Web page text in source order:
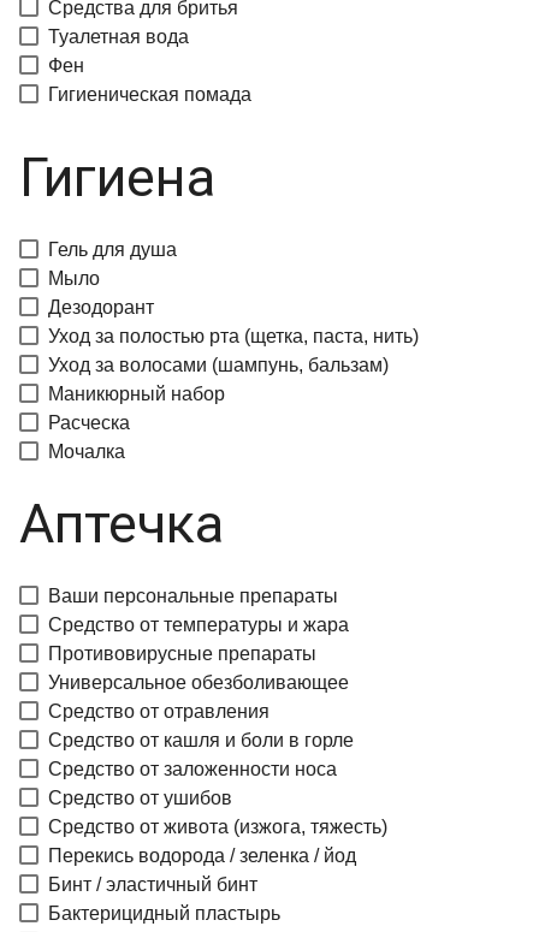
Средства для бритья
Туалетная вода
Фен
Гигиеническая помада
Гигиена
Гель для душа
Мыло
Дезодорант
Уход за полостью рта (щетка, паста, нить)
Уход за волосами (шампунь, бальзам)
Маникюрный набор
Расческа
Мочалка
Аптечка
Ваши персональные препараты
Средство от температуры и жара
Противовирусные препараты
Универсальное обезболивающее
Средство от отравления
Средство от кашля и боли в горле
Средство от заложенности носа
Средство от ушибов
Средство от живота (изжога, тяжесть)
Перекись водорода / зеленка / йод
Бинт / эластичный бинт
Бактерицидный пластырь